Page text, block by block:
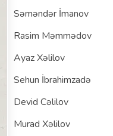
Səməndər İmanov
Rasim Məmmədov
Ayaz Xəlilov
Sehun İbrahimzadə
Devid Cəlilov
Murad Xəlilov